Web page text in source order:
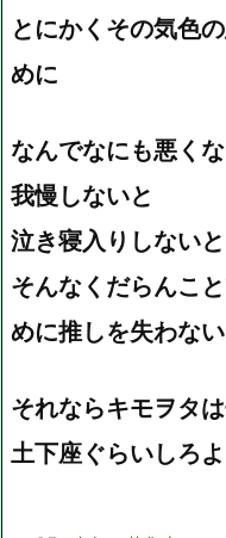
とにかくその気色
めに
なんでなにも悪く
我慢しないと
泣き寝入りしない
そんなくだらんこ
めに推しを失わな
それならキモヲタ
土下座ぐらいしろよ